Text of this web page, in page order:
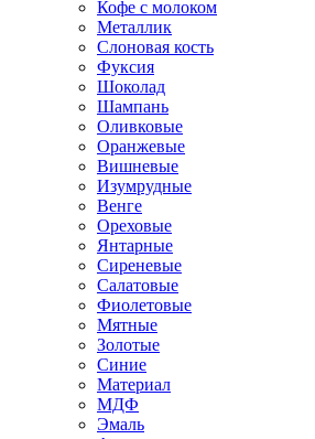
Кофе с молоком
Металлик
Слоновая кость
Фуксия
Шоколад
Шампань
Оливковые
Оранжевые
Вишневые
Изумрудные
Венге
Ореховые
Янтарные
Сиреневые
Салатовые
Фиолетовые
Мятные
Золотые
Синие
Материал
МДФ
Эмаль